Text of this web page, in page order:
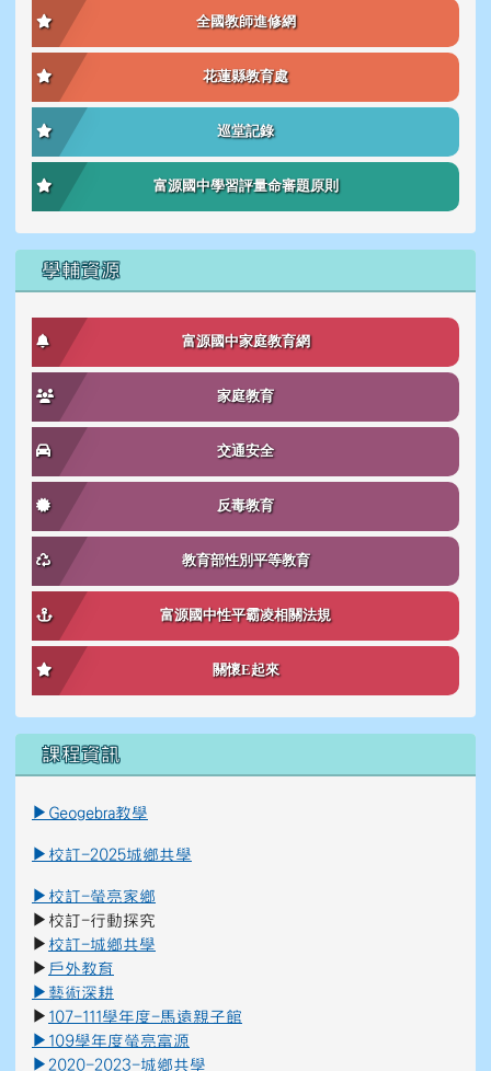
全國教師進修網
花蓮縣教育處
巡堂記錄
富源國中學習評量命審題原則
學輔資源
富源國中家庭教育網
家庭教育
交通安全
反毒教育
教育部性別平等教育
富源國中性平霸凌相關法規
關懷E起來
課程資訊
link to \ \"\\"_blank\\"\"
link to https://reurl.cc/K8Ko7g _blank
▶ Geogebra教學
▶ 校訂-2025城鄉共學
▶ 校訂-螢亮家鄉
▶ 校訂-行動探究
▶ 校訂-城鄉共學
▶ 戶外教育
▶ 藝術深耕
▶ 107-111學年度-馬遠親子館
▶ 109學年度螢亮富源
▶ 2020-2023-城鄉共學